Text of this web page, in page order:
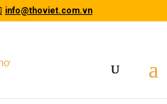
info@thoviet.com.vn